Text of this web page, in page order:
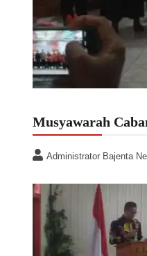
Musyawarah
Administrator Bajenta